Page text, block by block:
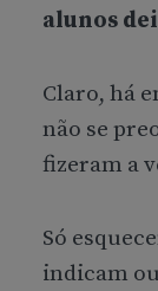
alunos
Claro, há
não se
fizeram a
Só
indicam